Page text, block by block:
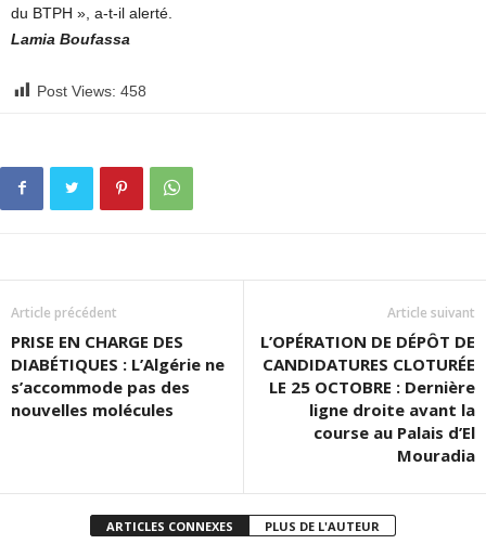
du BTPH », a-t-il alerté.
Lamia Boufassa
Post Views: 458
Article précédent
PRISE EN CHARGE DES
DIABÉTIQUES : L’Algérie ne
s’accommode pas des
nouvelles molécules
Article suivant
L’OPÉRATION DE DÉPÔT DE
CANDIDATURES CLOTURÉE
LE 25 OCTOBRE : Dernière
ligne droite avant la
course au Palais d’El
Mouradia
ARTICLES CONNEXES PLUS DE L'AUTEUR